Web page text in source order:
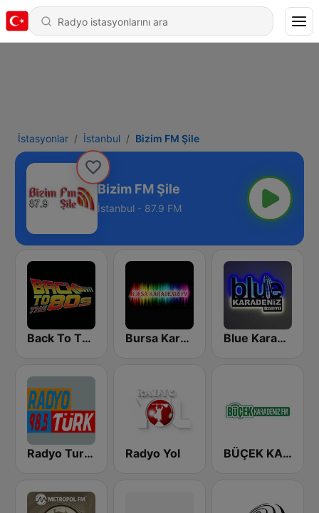
İstasyonlar İstanbul Bizim FM Şile
Bizim FM Şile
İstanbul - 87.9 FM
Back To The 80's Radio Bursa Karadeniz FM Blue Karadeniz Radyo
Radyo Turk Giresun Radyo Yol BÜÇEK KARADENİZ FM